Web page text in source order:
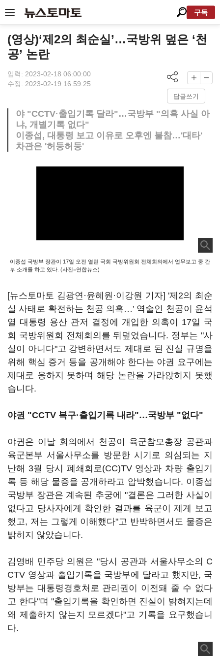
구독
(영상)‘제2의 최순실’…국방위 덮은 ‘천
공’ 논란
입력: 2023-02-18 06:00:00
수정: 2023-02-19 16:59:25
답글쓰기
야 "CCTV·출입기록 달라"…국방부 "의혹 사실 아
냐, 개별기록 없다"
이종섭, 대통령 보고 이유로 오후엔 불참…'대타'
차관은 '허둥허둥'
이종섭 국방부 장관이 17일 오전 열린 국회 국방위원회 전체회의에서 업무보고 중 간
부 소개를 하고 있다. (사진=연합뉴스)
[뉴스토마토 김광연·윤혜원·이강원 기자] '제2의 최순
실 사태로 확전하는 천공 의혹…' 역술인 천공이 윤석
열 대통령 용산 관저 결정에 개입한 의혹이 17일 국
회 국방위원회 전체회의를 뒤덮었습니다. 정부는 "사
실이 아니다"고 강변하면서도 제대로 된 진실 규명을
위해 핵심 증거 등을 공개해야 한다는 야권 요구에는
제대로 응하지 못하며 해당 논란을 가라앉히지 못했
습니다.
야권 "CCTV 복구·출입기록 내라"…국방부 "없다"
야권은 이날 회의에서 천공이 육군참모총장 공관과
육군본부 서울사무소를 방문한 시기로 의심되는 지
난해 3월 당시 폐쇄회로(CC)TV 영상과 차량 출입기
록 등 해당 물증을 공개하라고 압박했습니다. 이종섭
국방부 장관은 계속된 추궁에 "결론은 그러한 사실이
없다고 당사자에게 확인한 결과를 육군이 제게 보고
했고, 저는 그렇게 이해했다"고 반박하면서도 물증은
밝히지 않았습니다.
김영배 민주당 의원은 "당시 공관과 서울사무소의 C
CTV 영상과 출입기록을 국방부에 달라고 했지만, 국
방부는 대통령경호처로 관리권이 이전돼 줄 수 없다
고 한다"며 "출입기록을 확인하면 진실이 밝혀지는데
왜 제출하지 않는지 모르겠다"고 기록을 요구했습니
다.